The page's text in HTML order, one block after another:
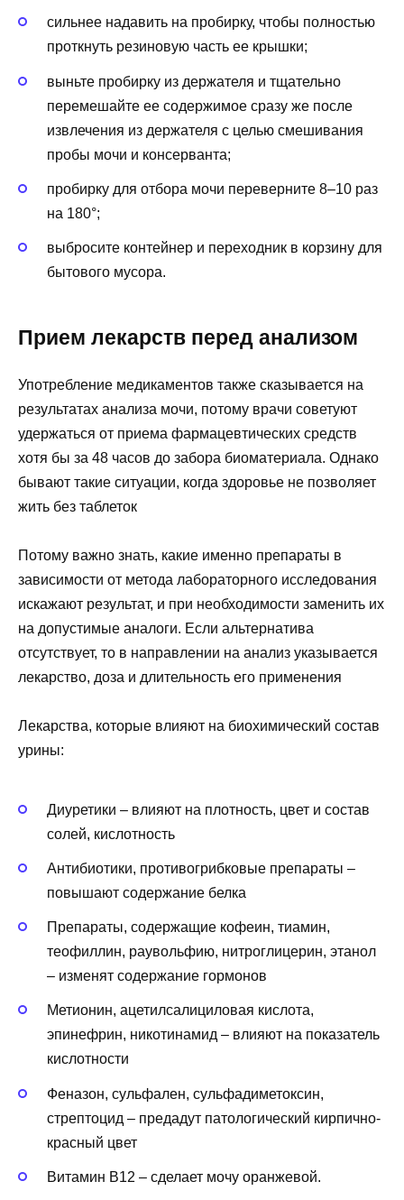
сильнее надавить на пробирку, чтобы полностью
проткнуть резиновую часть ее крышки;
выньте пробирку из держателя и тщательно
перемешайте ее содержимое сразу же после
извлечения из держателя с целью смешивания
пробы мочи и консерванта;
пробирку для отбора мочи переверните 8–10 раз
на 180°;
выбросите контейнер и переходник в корзину для
бытового мусора.
Прием лекарств перед анализом
Употребление медикаментов также сказывается на
результатах анализа мочи, потому врачи советуют
удержаться от приема фармацевтических средств
хотя бы за 48 часов до забора биоматериала. Однако
бывают такие ситуации, когда здоровье не позволяет
жить без таблеток
Потому важно знать, какие именно препараты в
зависимости от метода лабораторного исследования
искажают результат, и при необходимости заменить их
на допустимые аналоги. Если альтернатива
отсутствует, то в направлении на анализ указывается
лекарство, доза и длительность его применения
Лекарства, которые влияют на биохимический состав
урины:
Диуретики – влияют на плотность, цвет и состав
солей, кислотность
Антибиотики, противогрибковые препараты –
повышают содержание белка
Препараты, содержащие кофеин, тиамин,
теофиллин, раувольфию, нитроглицерин, этанол
– изменят содержание гормонов
Метионин, ацетилсалициловая кислота,
эпинефрин, никотинамид – влияют на показатель
кислотности
Феназон, сульфален, сульфадиметоксин,
стрептоцид – предадут патологический кирпично-
красный цвет
Витамин В12 – сделает мочу оранжевой.